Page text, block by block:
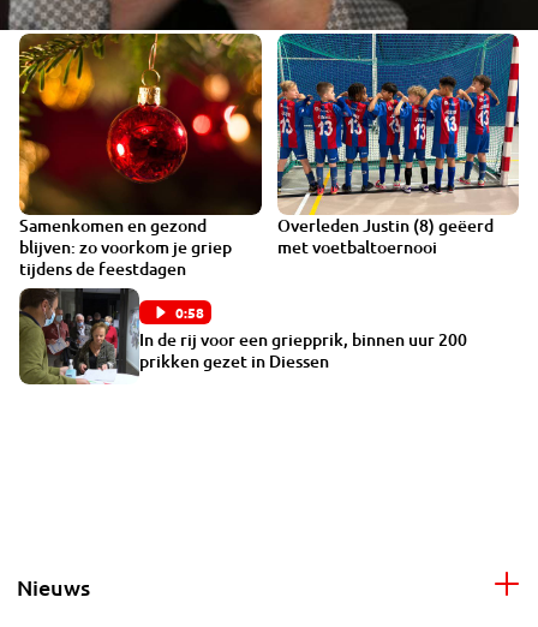
Samenkomen en gezond
blijven: zo voorkom je griep
tijdens de feestdagen
Overleden Justin (8) geëerd
met voetbaltoernooi
VIDEO
0:58
In de rij voor een griepprik, binnen uur 200
prikken gezet in Diessen
Nieuws